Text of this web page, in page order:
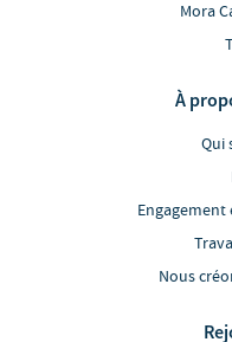
Mora
À
Qui
Nous